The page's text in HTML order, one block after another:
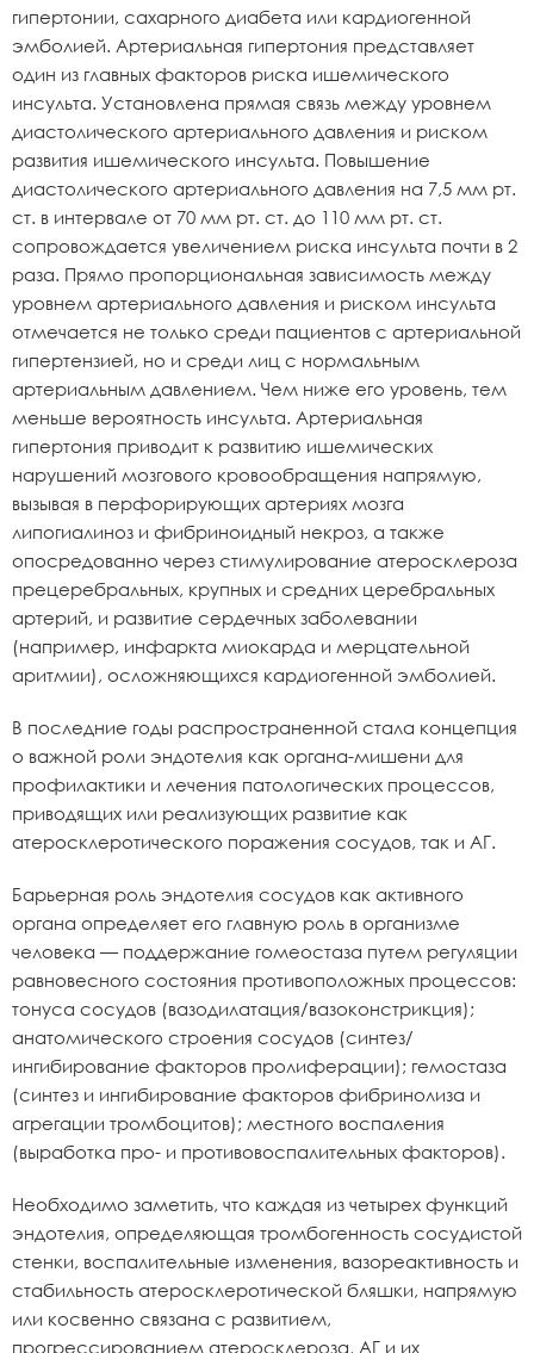
гипертонии, сахарного диабета или кардиогенной
эмболией. Артериальная гипертония представляет
один из главных факторов риска ишемического
инсульта. Установлена прямая связь между уровнем
диастолического артериального давления и риском
развития ишемического инсульта. Повышение
диастолического артериального давления на 7,5 мм рт.
ст. в интервале от 70 мм рт. ст. до 110 мм рт. ст.
сопровождается увеличением риска инсульта почти в 2
раза. Прямо пропорциональная зависимость между
уровнем артериального давления и риском инсульта
отмечается не только среди пациентов с артериальной
гипертензией, но и среди лиц с нормальным
артериальным давлением. Чем ниже его уровень, тем
меньше вероятность инсульта. Артериальная
гипертония приводит к развитию ишемических
нарушений мозгового кровообращения напрямую,
вызывая в перфорирующих артериях мозга
липогиалиноз и фибриноидный некроз, а также
опосредованно через стимулирование атеросклероза
прецеребральных, крупных и средних церебральных
артерий, и развитие сердечных заболевании
(например, инфаркта миокарда и мерцательной
аритмии), осложняющихся кардиогенной эмболией.
В последние годы распространенной стала концепция
о важной роли эндотелия как органа-мишени для
профилактики и лечения патологических процессов,
приводящих или реализующих развитие как
атеросклеротического поражения сосудов, так и АГ.
Барьерная роль эндотелия сосудов как активного
органа определяет его главную роль в организме
человека — поддержание гомеостаза путем регуляции
равновесного состояния противоположных процессов:
тонуса сосудов (вазодилатация/вазоконстрикция);
анатомического строения сосудов (синтез/
ингибирование факторов пролиферации); гемостаза
(синтез и ингибирование факторов фибринолиза и
агрегации тромбоцитов); местного воспаления
(выработка про- и противовоспалительных факторов).
Необходимо заметить, что каждая из четырех функций
эндотелия, определяющая тромбогенность сосудистой
стенки, воспалительные изменения, вазореактивность и
стабильность атеросклеротической бляшки, напрямую
или косвенно связана с развитием,
прогрессированием атеросклероза, АГ и их